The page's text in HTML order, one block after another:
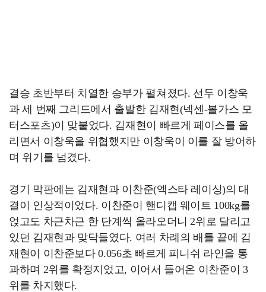
결승 초반부터 치열한 승부가 펼쳐졌다. 선두 이창욱
과 세 번째 그리드에서 출발한 김재현(넥센-볼가스 모
터스포츠)이 맞붙었다. 김재현이 빠르게 페이스를 올
리면서 이창욱을 위협했지만 이창욱이 이를 잘 방어하
며 위기를 넘겼다.
경기 막판에는 김재현과 이찬준(엑스타 레이싱)의 대
결이 인상적이었다. 이찬준이 핸디캡 웨이트 100kg를
얹고도 차근차근 한 단계씩 올라오더니 2위로 달리고
있던 김재현과 맞닥들였다. 여러 차례의 배틀 끝에 김
재현이 이찬준보다 0.056초 빠르게 피니쉬 라인을 통
과하며 2위를 확정지었고, 이어서 들어온 이찬준이 3
위를 차지했다.